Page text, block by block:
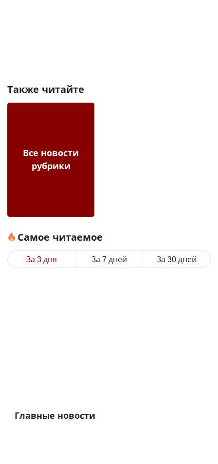
Также читайте
Все новости
рубрики
Самое читаемое
За 3 дня За 7 дней За 30 дней
Главные новости